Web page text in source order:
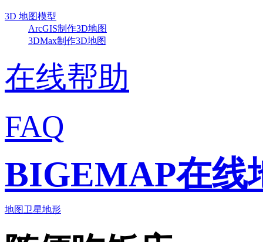
3D 地图模型
ArcGIS制作3D地图
3DMax制作3D地图
在线帮助
FAQ
BIGEMAP在线
地图卫星地形